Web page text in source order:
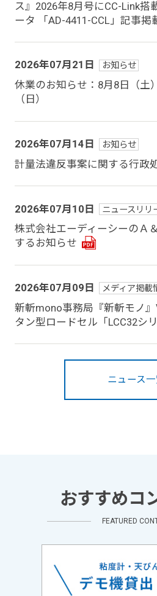
ス』2026年8月号にCC-Link搭
ータ 「AD-4411-CCL」記事掲
2026年07月21日 お知らせ
休業のお知らせ：8月8日（土
（日）
2026年07月14日 お知らせ
計量法違反事案に関する行政
2026年07月10日 ニュースリリ
株式会社エーディーシーのＡ
するお知らせ
2026年07月09日 メディア掲載
新斬mono事務局『新斬モノ
タン型ロードセル「LCC32シ
ニュース
おすすめコ
FEATURED